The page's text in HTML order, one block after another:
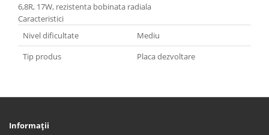
6,8R, 17W, rezistenta bobinata radiala
Caracteristici
Nivel dificultate
Mediu
Tip produs
Placa dezvoltare
Informaţii